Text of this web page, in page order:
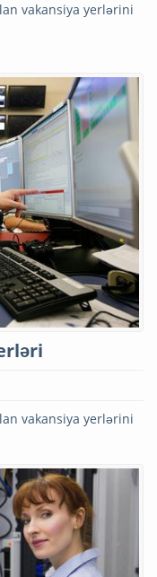
vakansiya yerlərini
vakansiya yerlərini